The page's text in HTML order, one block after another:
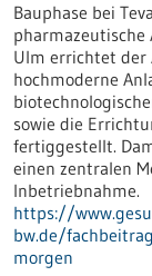
Bauphase bei
pharmazeutische
Ulm errichtet der
hochmoderne
sowie die
fertiggestellt.
einen zentralen
Inbetriebnahme.
https://
bw.de/
morgen